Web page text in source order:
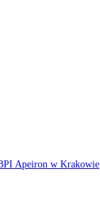
Apeiron w Krakowie